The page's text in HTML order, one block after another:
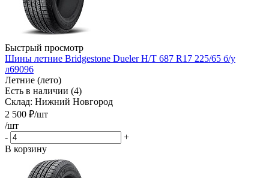
Быстрый просмотр
Шины летние Bridgestone Dueler H/T 687 R17 225/65 б/у
л69096
Летние (лето)
Есть в наличии (4)
Склад: Нижний Новгород
2 500 ₽/шт
/шт
-
+
В корзину